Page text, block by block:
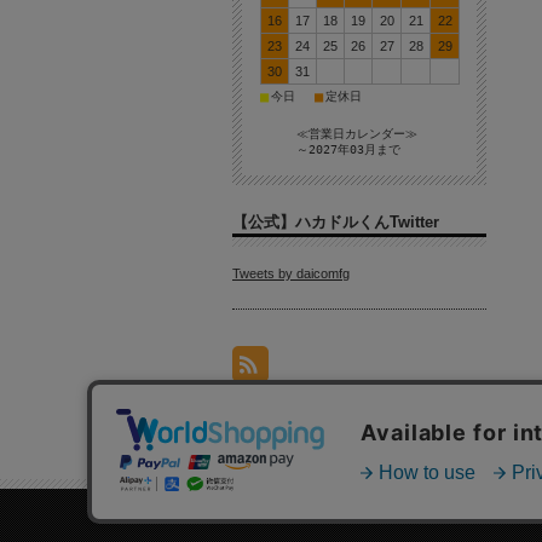
16
17 18 19 20 21
22
23
24 25 26 27 28
29
30
31
■今日 ■ 定休日
≪営業日カレンダー≫
～2027年03月まで
【公式】ハカドルくんTwitter
Tweets by daicomfg